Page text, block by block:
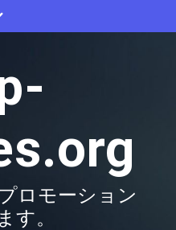
ロモーション
す。